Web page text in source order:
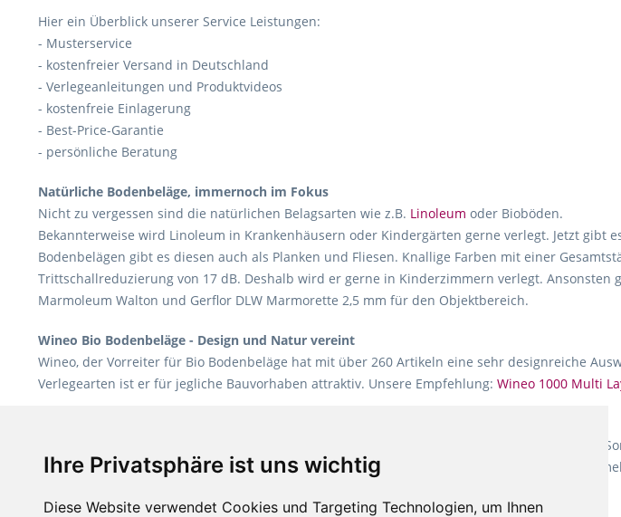
Ihre Privatsphäre ist uns wichtig
Diese Website verwendet Cookies und Targeting Technologien, um Ihnen
Hier ein Überblick unserer Service Leistungen:
- Musterservice
- kostenfreier Versand in Deutschland
- Verlegeanleitungen und Produktvideos
- kostenfreie Einlagerung
- Best-Price-Garantie
- persönliche Beratung
Natürliche Bodenbeläge, immernoch im Fokus
Nicht zu vergessen sind die natürlichen Belagsarten wie z.B. Linoleum oder Bioböden.
Bekannterweise wird Linoleum in Krankenhäusern oder Kindergärten gerne verlegt. Jetzt gibt
Bodenbelägen gibt es diesen auch als Planken und Fliesen. Knallige Farben mit einer
Trittschallreduzierung von 17 dB. Deshalb wird er gerne in Kinderzimmern verlegt. Ansonsten
Marmoleum Walton und Gerflor DLW Marmorette 2,5 mm für den Objektbereich.
Wineo Bio Bodenbeläge - Design und Natur vereint
Wineo, der Vorreiter für Bio Bodenbeläge hat mit über 260 Artikeln eine sehr designreiche
Verlegearten ist er für jegliche Bauvorhaben attraktiv. Unsere Empfehlung: Wineo 1000 Multi
machen es schon lange vor. Sie können Teppich in Ihrem gewünschten
Oberfläche ein sehr beliebter Zusatzboden. Unsere Empfehlung: Fletco Fluffy und Fletco